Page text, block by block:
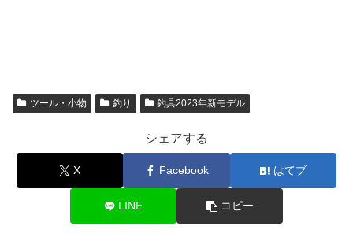
ツール・小物 釣り 釣具2023年新モデル
シェアする
X Facebook はてブ
LINE コピー